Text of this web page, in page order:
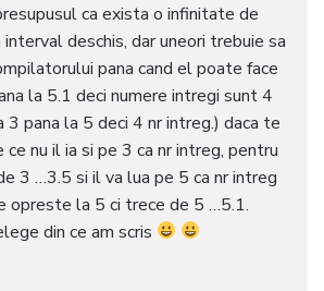
ca exista o infinitate de
deschis, dar uneori trebuie sa
pana cand el poate face
la 5.1 deci numere intregi sunt 4
pana la 5 deci 4 nr intreg.) daca te
ce nu il ia si pe 3 ca nr intreg, pentru
3 …3.5 si il va lua pe 5 ca nr intreg
opreste la 5 ci trece de 5 …5.1.
din ce am scris